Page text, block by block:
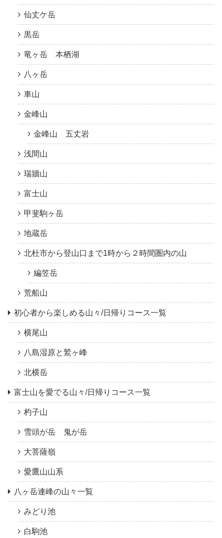
仙丈ケ岳
黒岳
竜ヶ岳 本栖湖
八ヶ岳
車山
金峰山
金峰山 五丈岩
浅間山
瑞牆山
富士山
甲斐駒ヶ岳
地蔵岳
北杜市から登山口まで1時から２時間圏内の山
編笠岳
荒船山
初心者から楽しめる山々/日帰りコース一覧
横尾山
八島湿原と鷲ヶ峰
北横岳
富士山を愛でる山々/日帰りコース一覧
杓子山
雪頭が岳 鬼が岳
大菩薩嶺
愛鷹山山系
八ヶ岳連峰の山々一覧
みどり池
白駒池